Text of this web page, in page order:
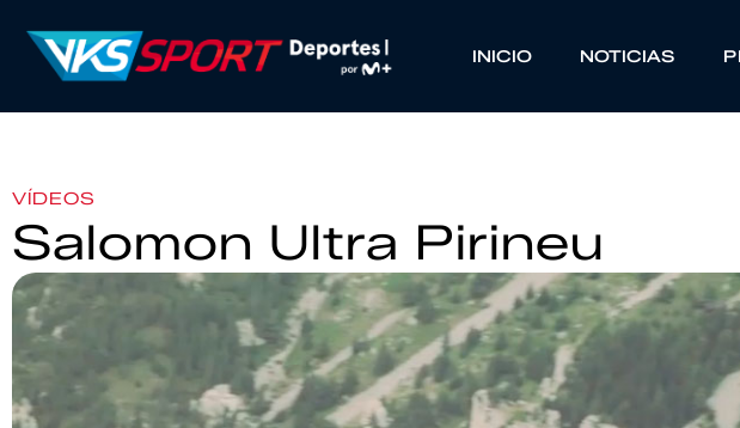
INICIO NOTICIAS
VÍDEOS
Salomon Ultra Pirineu